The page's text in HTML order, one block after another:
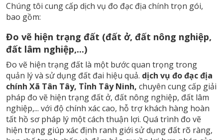
Chúng tôi cung cấp dịch vụ đo đạc địa chính trọn gói,
bao gồm:
Đo vẽ hiện trạng đất (đất ở, đất nông nghiệp,
đất lâm nghiệp,...)
Đo vẽ hiện trạng đất là một bước quan trọng trong
quản lý và sử dụng đất đai hiệu quả. dịch vụ đo đạc địa
chính Xã Tân Tây, Tỉnh Tây Ninh, chuyên cung cấp giải
pháp đo vẽ hiện trạng đất ở, đất nông nghiệp, đất lâm
nghiệp,... với độ chính xác cao, hỗ trợ khách hàng hoàn
tất hồ sơ pháp lý một cách thuận lợi. Quá trình đo vẽ
hiện trạng giúp xác định ranh giới sử dụng đất rõ ràng,